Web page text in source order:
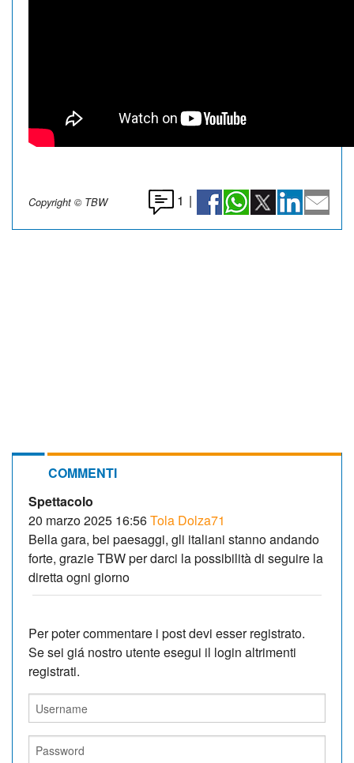
Copyright © TBW 1 |
COMMENTI
Spettacolo
20 marzo 2025 16:56Tola Dolza71
Bella gara, bei paesaggi, gli italiani stanno andando
forte, grazie TBW per darci la possibilità di seguire la
diretta ogni giorno
Per poter commentare i post devi esser registrato.
Se sei giá nostro utente esegui il login altrimenti
registrati.